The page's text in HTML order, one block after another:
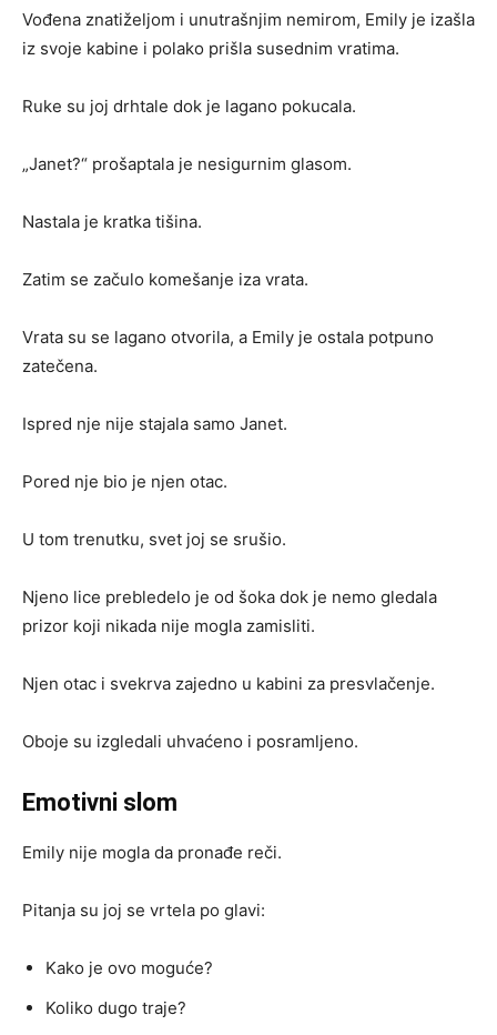
Vođena znatiželjom i unutrašnjim nemirom, Emily je izašla
iz svoje kabine i polako prišla susednim vratima.
Ruke su joj drhtale dok je lagano pokucala.
„Janet?“ prošaptala je nesigurnim glasom.
Nastala je kratka tišina.
Zatim se začulo komešanje iza vrata.
Vrata su se lagano otvorila, a Emily je ostala potpuno
zatečena.
Ispred nje nije stajala samo Janet.
Pored nje bio je njen otac.
U tom trenutku, svet joj se srušio.
Njeno lice prebledelo je od šoka dok je nemo gledala
prizor koji nikada nije mogla zamisliti.
Njen otac i svekrva zajedno u kabini za presvlačenje.
Oboje su izgledali uhvaćeno i posramljeno.
Emotivni slom
Emily nije mogla da pronađe reči.
Pitanja su joj se vrtela po glavi:
Kako je ovo moguće?
Koliko dugo traje?